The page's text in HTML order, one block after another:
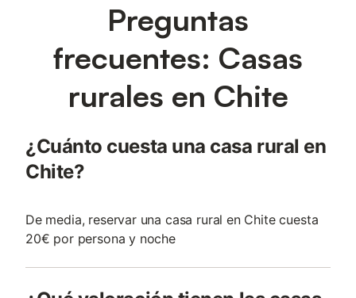
Preguntas
frecuentes: Casas
rurales en Chite
¿Cuánto cuesta una casa rural en
Chite?
De media, reservar una casa rural en Chite cuesta
20€ por persona y noche